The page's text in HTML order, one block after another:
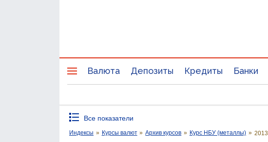
Валюта Депозиты Кредиты Банки
Все показатели
Индексы » Курсы валют » Архив курсов » Курс НБУ (металлы) » 2013